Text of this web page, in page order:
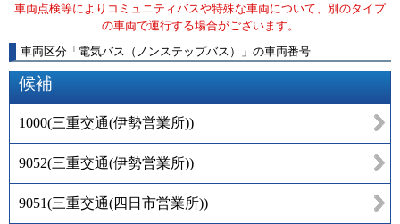
車両点検等によりコミュニティバスや特殊な車両について、別のタイプ
の車両で運行する場合がございます。
車両区分 「 電気バス（ノンステップバス） 」 の車両番号
候補
1000(三重交通(伊勢営業所))
9052(三重交通(伊勢営業所))
9051(三重交通(四日市営業所))